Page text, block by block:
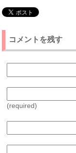
コメントを残す
(required)